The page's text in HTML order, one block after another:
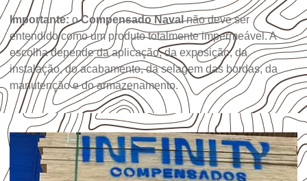
Importante: oCompensado Navalnão deve ser
entendido como um produto totalmente impermeável. A
escolha depende da aplicação, da exposição, da
instalação, do acabamento, da selagem das bordas, da
manutenção e do armazenamento.